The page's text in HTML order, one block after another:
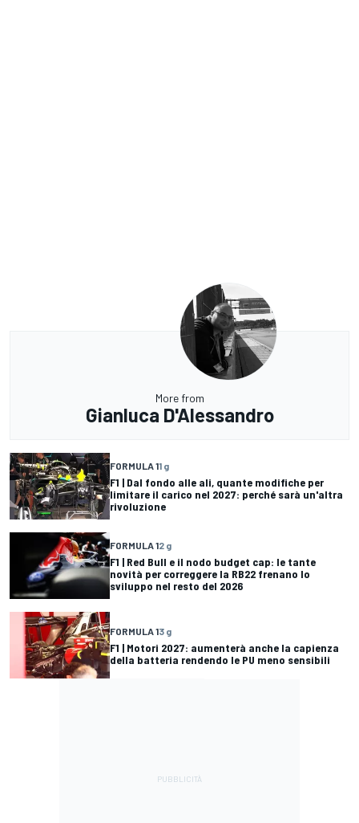
More from
Gianluca D'Alessandro
FORMULA 11 g
F1 | Dal fondo alle ali, quante modifiche per
limitare il carico nel 2027: perché sarà un'altra
rivoluzione
FORMULA 12 g
F1 | Red Bull e il nodo budget cap: le tante
novità per correggere la RB22 frenano lo
sviluppo nel resto del 2026
FORMULA 13 g
F1 | Motori 2027: aumenterà anche la capienza
della batteria rendendo le PU meno sensibili